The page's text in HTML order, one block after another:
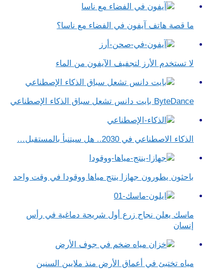
ما قصة هاتف آيفون في الفضاء مع ناسا؟
لا تستخدم الأرز لتجفيف الآيفون من الماء
ByteDance بايت دانس تشعل سباق الذكاء الإصطناعي
الذكاء الاصطناعي في 2030.. هل سيتنبأ بالمستقبل…
باحثون يطورون جهازا ينتج مياها ووقودا في وقت واحد
ماسك يعلن نجاح زرع أول شريحة دماغية في رأس
إنسان
مياه تختبئ في أعماق الأرض منذ ملايين السنين